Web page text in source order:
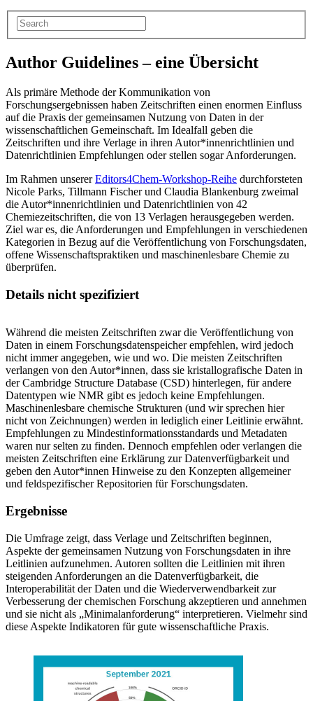
Author Guidelines – eine Übersicht
Als primäre Methode der Kommunikation von
Forschungsergebnissen haben Zeitschriften einen enormen Einfluss
auf die Praxis der gemeinsamen Nutzung von Daten in der
wissenschaftlichen Gemeinschaft. Im Idealfall geben die
Zeitschriften und ihre Verlage in ihren Autor*innenrichtlinien und
Datenrichtlinien Empfehlungen oder stellen sogar Anforderungen.
Im Rahmen unsererEditors4Chem-Workshop-Reihe durchforsteten
Nicole Parks, Tillmann Fischer und Claudia Blankenburg zweimal
die Autor*innenrichtlinien und Datenrichtlinien von 42
Chemiezeitschriften, die von 13 Verlagen herausgegeben werden.
Ziel war es, die Anforderungen und Empfehlungen in verschiedenen
Kategorien in Bezug auf die Veröffentlichung von Forschungsdaten,
offene Wissenschaftspraktiken und maschinenlesbare Chemie zu
überprüfen.
Details nicht spezifiziert
Während die meisten Zeitschriften zwar die Veröffentlichung von
Daten in einem Forschungsdatenspeicher empfehlen, wird jedoch
nicht immer angegeben, wie und wo. Die meisten Zeitschriften
verlangen von den Autor*innen, dass sie kristallografische Daten in
der Cambridge Structure Database (CSD) hinterlegen, für andere
Datentypen wie NMR gibt es jedoch keine Empfehlungen.
Maschinenlesbare chemische Strukturen (und wir sprechen hier
nicht von Zeichnungen) werden in lediglich einer Leitlinie erwähnt.
Empfehlungen zu Mindestinformationsstandards und Metadaten
waren nur selten zu finden. Dennoch empfehlen oder verlangen die
meisten Zeitschriften eine Erklärung zur Datenverfügbarkeit und
geben den Autor*innen Hinweise zu den Konzepten allgemeiner
und feldspezifischer Repositorien für Forschungsdaten.
Ergebnisse
Die Umfrage zeigt, dass Verlage und Zeitschriften beginnen,
Aspekte der gemeinsamen Nutzung von Forschungsdaten in ihre
Leitlinien aufzunehmen. Autoren sollten die Leitlinien mit ihren
steigenden Anforderungen an die Datenverfügbarkeit, die
Interoperabilität der Daten und die Wiederverwendbarkeit zur
Verbesserung der chemischen Forschung akzeptieren und annehmen
und sie nicht als „Minimalanforderung“ interpretieren. Vielmehr sind
diese Aspekte Indikatoren für gute wissenschaftliche Praxis.